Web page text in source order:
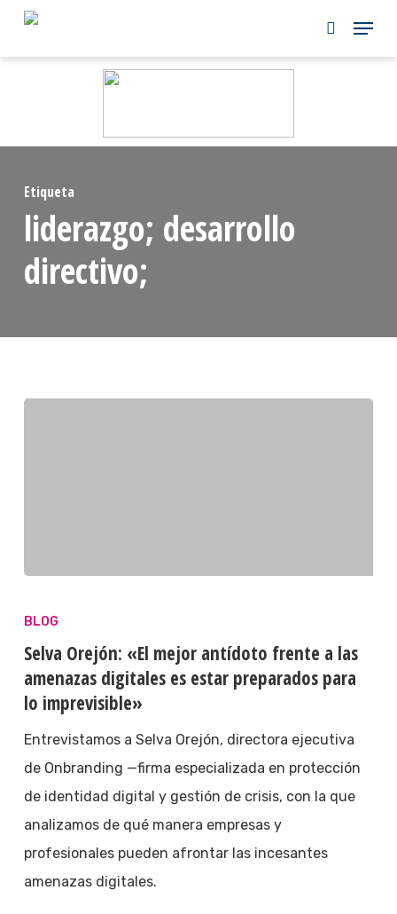
Skip
Etiqueta
liderazgo; desarrollo
directivo;
BLOG
Selva Orejón: «El mejor antídoto frente a las
amenazas digitales es estar preparados para
lo imprevisible»
Entrevistamos a Selva Orejón, directora ejecutiva
de Onbranding —firma especializada en protección
de identidad digital y gestión de crisis, con la que
analizamos de qué manera empresas y
profesionales pueden afrontar las incesantes
amenazas digitales.